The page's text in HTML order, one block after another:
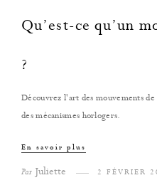
Qu’est-ce qu’un
?
Découvrez l'art des mouvements
des mécanismes horlogers.
En savoir plus
Par Juliette 2 FÉVRIER